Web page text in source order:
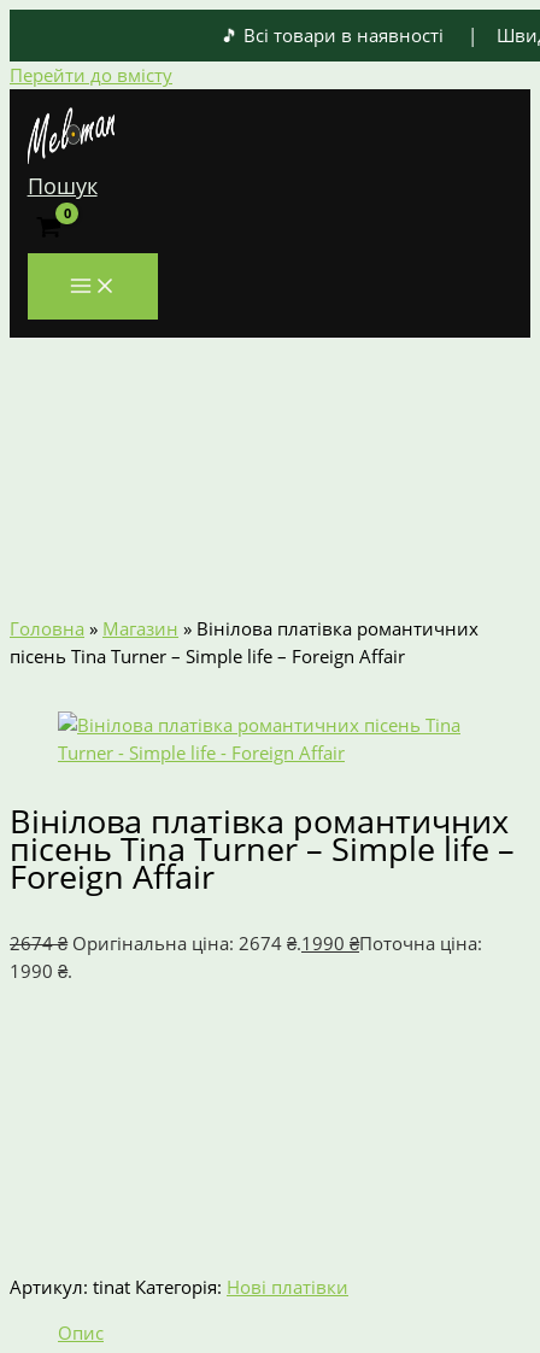
🎵 Всі товари в наявності |
Перейти до вмісту
Пошук
Головна » Магазин » Вінілова платівка романтичних
пісень Tina Turner – Simple life – Foreign Affair
Вінілова платівка романтичних
пісень Tina Turner – Simple life –
Foreign Affair
2674₴ Оригінальна ціна: 2674 ₴.1990 ₴Поточна ціна:
1990 ₴.
Артикул: tinat Категорія: Нові платівки
Опис